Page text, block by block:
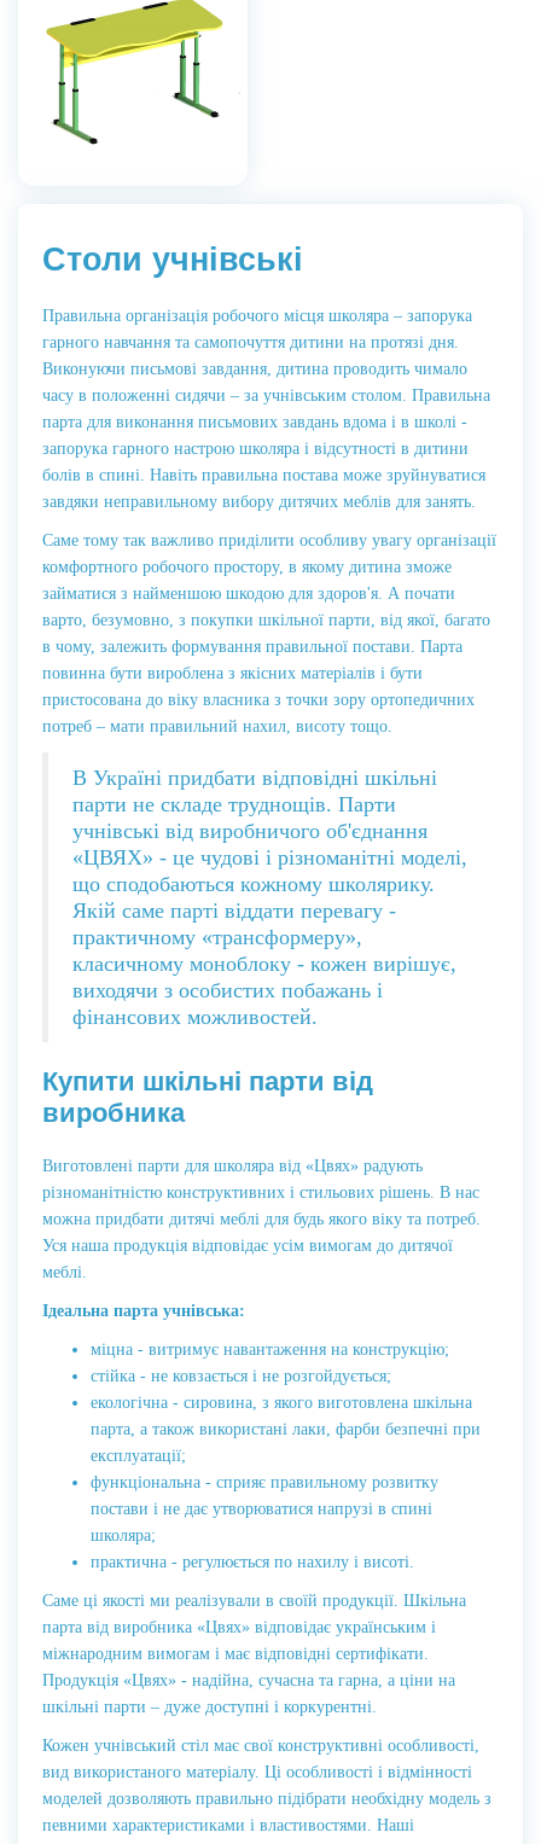
Столи учнівські
Правильна організація робочого місця школяра – запорука
гарного навчання та самопочуття дитини на протязі дня.
Виконуючи письмові завдання, дитина проводить чимало
часу в положенні сидячи – за учнівським столом. Правильна
парта для виконання письмових завдань вдома і в школі -
запорука гарного настрою школяра і відсутності в дитини
болів в спині. Навіть правильна постава може зруйнуватися
завдяки неправильному вибору дитячих меблів для занять.
Саме тому так важливо приділити особливу увагу організації
комфортного робочого простору, в якому дитина зможе
займатися з найменшою шкодою для здоров'я. А почати
варто, безумовно, з покупки шкільної парти, від якої, багато
в чому, залежить формування правильної постави. Парта
повинна бути вироблена з якісних матеріалів і бути
пристосована до віку власника з точки зору ортопедичних
потреб – мати правильний нахил, висоту тощо.
В Україні придбати відповідні шкільні
парти не складе труднощів. Парти
учнівські від виробничого об'єднання
«ЦВЯХ» - це чудові і різноманітні моделі,
що сподобаються кожному школярику.
Якій саме парті віддати перевагу -
практичному «трансформеру»,
класичному моноблоку - кожен вирішує,
виходячи з особистих побажань і
фінансових можливостей.
Купити шкільні парти від
виробника
Виготовлені парти для школяра від «Цвях» радують
різноманітністю конструктивних і стильових рішень. В нас
можна придбати дитячі меблі для будь якого віку та потреб.
Уся наша продукція відповідає усім вимогам до дитячої
меблі.
Ідеальна парта учнівська:
міцна - витримує навантаження на конструкцію;
стійка - не ковзається і не розгойдується;
екологічна - сировина, з якого виготовлена шкільна
парта, а також використані лаки, фарби безпечні при
експлуатації;
функціональна - сприяє правильному розвитку
постави і не дає утворюватися напрузі в спині
школяра;
практична - регулюється по нахилу і висоті.
Саме ці якості ми реалізували в своїй продукції. Шкільна
парта від виробника «Цвях» відповідає українським і
міжнародним вимогам і має відповідні сертифікати.
Продукція «Цвях» - надійна, сучасна та гарна, а ціни на
шкільні парти – дуже доступні і коркурентні.
Кожен учнівський стіл має свої конструктивні особливості,
вид використаного матеріалу. Ці особливості і відмінності
моделей дозволяють правильно підібрати необхідну модель з
певними характеристиками і властивостями. Наші